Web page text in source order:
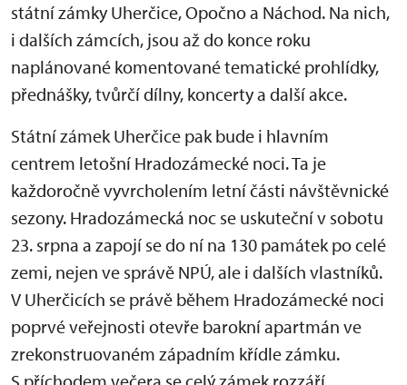
státní zámky Uherčice, Opočno a Náchod. Na nich,
i dalších zámcích, jsou až do konce roku
naplánované komentované tematické prohlídky,
přednášky, tvůrčí dílny, koncerty a další akce.
Státní zámek Uherčice pak bude i hlavním
centrem letošní Hradozámecké noci. Ta je
každoročně vyvrcholením letní části návštěvnické
sezony. Hradozámecká noc se uskuteční v sobotu
23. srpna a zapojí se do ní na 130 památek po celé
zemi, nejen ve správě NPÚ, ale i dalších vlastníků.
V Uherčicích se právě během Hradozámecké noci
poprvé veřejnosti otevře barokní apartmán ve
zrekonstruovaném západním křídle zámku.